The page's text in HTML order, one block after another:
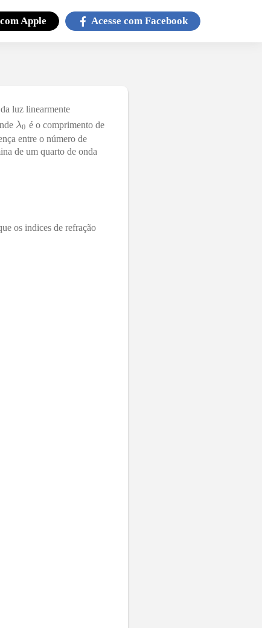
Apple Acesse com Facebook
luz linearmente
é o comprimento de
entre o número de
de um quarto de onda
os indices de refração